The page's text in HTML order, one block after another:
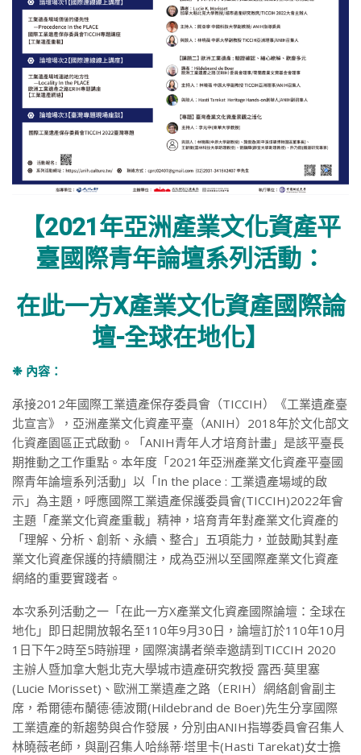
【2021年亞洲產業文化資產平
臺國際青年論壇系列活動：
在此一方X產業文化資產國際論
壇-全球在地化】
❉ 內容：
承接2012年國際工業遺產保存委員會（TICCIH）《工業遺產臺
北宣言》，亞洲產業文化資產平臺（ANIH）2018年於文化部文
化資產園區正式啟動。「ANIH青年人才培育計畫」是該平臺長
期推動之工作重點。本年度「2021年亞洲產業文化資產平臺國
際青年論壇系列活動」以「In the place : 工業遺產場域的啟
示」為主題，呼應國際工業遺產保護委員會(TICCIH)2022年會
主題「產業文化資產重載」精神，培育青年對產業文化資產的
「理解、分析、創新、永續、整合」五項能力，並鼓勵其對產
業文化資產保護的持續關注，成為亞洲以至國際產業文化資產
網絡的重要實踐者。
本次系列活動之一「在此一方X產業文化資產國際論壇：全球在
地化」即日起開放報名至110年9月30日，論壇訂於110年10月
1日下午2時至5時辦理，國際演講者榮幸邀請到TICCIH 2020
主辦人暨加拿大魁北克大學城市遺產研究教授 露西·莫里塞
(Lucie Morisset)、歐洲工業遺產之路（ERIH）網絡創會副主
席，希爾德布蘭德·德波爾(Hildebrand de Boer)先生分享國際
工業遺產的新趨勢與合作發展，分別由ANIH指導委員會召集人
林曉薇老師，與副召集人哈絲蒂·塔里卡(Hasti Tarekat)女士擔